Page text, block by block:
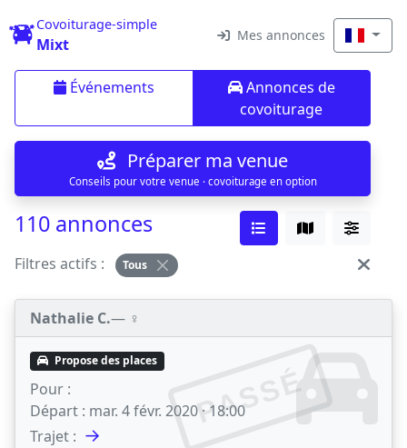
Covoiturage-simple
Mixt Mes annonces
Événements
Annonces de
covoiturage
Préparer ma venue
Conseils pour votre venue · covoiturage en option
110 annonces
Filtres actifs : Tous
Nathalie C.— ♀️
PASSÉ
Propose des places
Pour :
Départ : mar. 4 févr. 2020 · 18:00
Trajet : →